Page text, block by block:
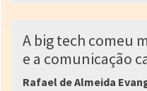
A big tech comeu
e a comunicação
Rafael de Almeida